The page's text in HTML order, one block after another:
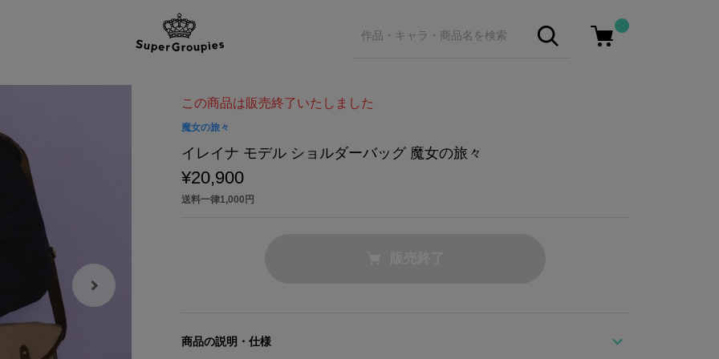
この商品は販売終了いたしました
魔女の旅々
イレイナ モデル ショルダーバッグ 魔女の旅々
¥20,900
送料一律1,000円
商品の説明・仕様